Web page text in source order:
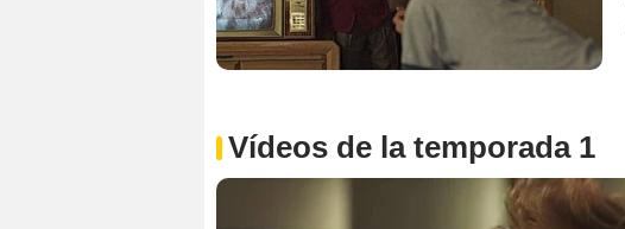
Vídeos de la temporada 1